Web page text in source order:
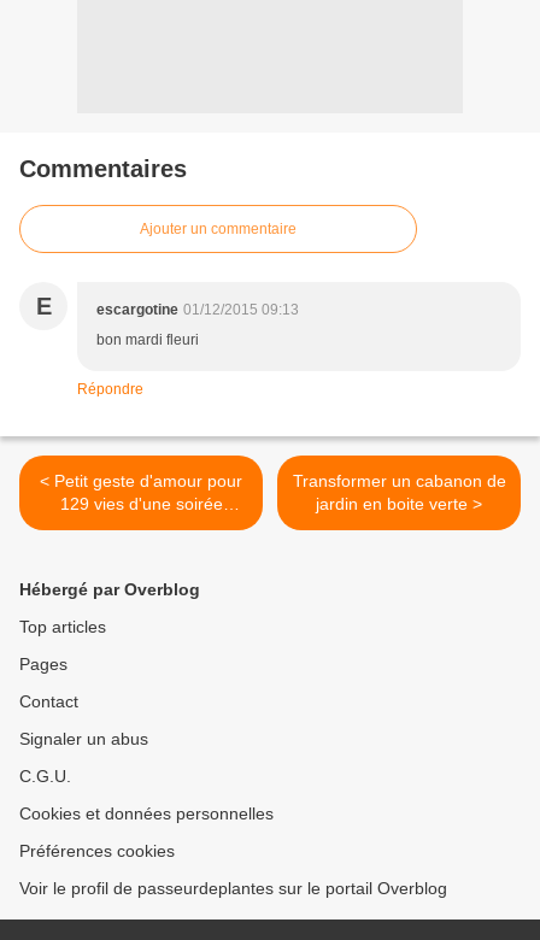
Commentaires
Ajouter un commentaire
E escargotine 01/12/2015 09:13
bon mardi fleuri
Répondre
< Petit geste d'amour pour
129 vies d'une soirée
d'horreur
Transformer un cabanon de
jardin en boite verte >
Hébergé par Overblog
Top articles
Pages
Contact
Signaler un abus
C.G.U.
Cookies et données personnelles
Préférences cookies
Voir le profil de passeurdeplantes sur le portail Overblog